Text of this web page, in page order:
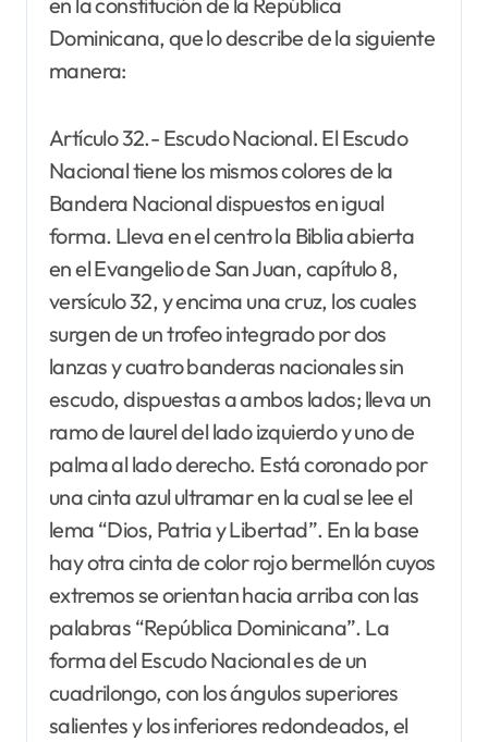
Dominicana, que lo describe de la siguiente
manera:
Artículo 32.- Escudo Nacional. El Escudo
Nacional tiene los mismos colores de la
Bandera Nacional dispuestos en igual
forma. Lleva en el centro la Biblia abierta
en el Evangelio de San Juan, capítulo 8,
versículo 32, y encima una cruz, los cuales
surgen de un trofeo integrado por dos
lanzas y cuatro banderas nacionales sin
escudo, dispuestas a ambos lados; lleva un
ramo de laurel del lado izquierdo y uno de
palma al lado derecho. Está coronado por
una cinta azul ultramar en la cual se lee el
lema “Dios, Patria y Libertad”. En la base
hay otra cinta de color rojo bermellón cuyos
extremos se orientan hacia arriba con las
palabras “República Dominicana”. La
forma del Escudo Nacional es de un
cuadrilongo, con los ángulos superiores
salientes y los inferiores redondeados, el